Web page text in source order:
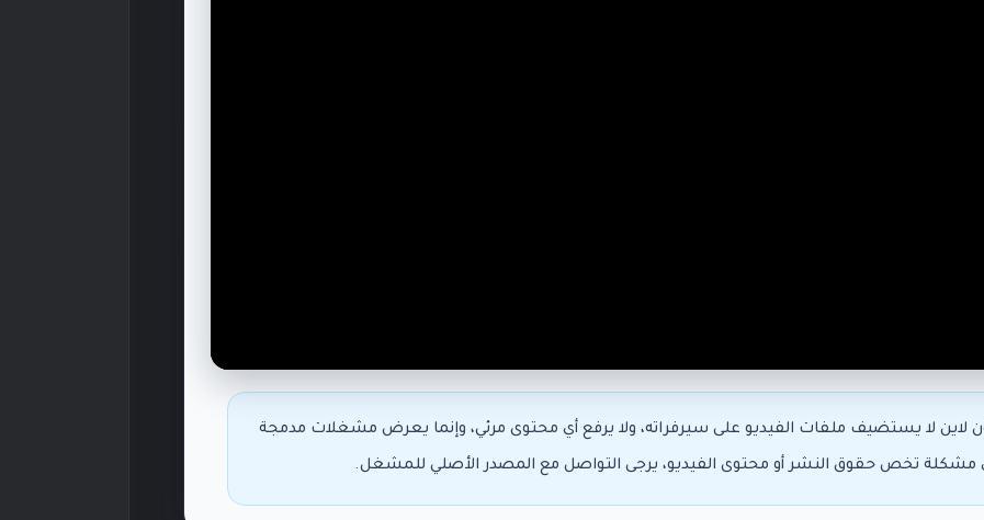
لاين لا يستضيف ملفات الفيديو على سيرفراته، ولا يرفع أي محتوى مرئي، وإنما يعرض مشغلات مدمجة
مشكلة تخص حقوق النشر أو محتوى الفيديو، يرجى التواصل مع المصدر الأصلي للمشغل.